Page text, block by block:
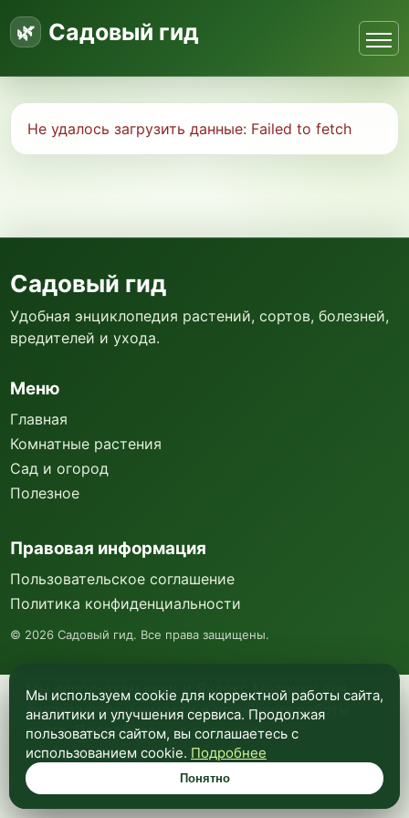
Садовый гид
Не удалось загрузить данные: Failed to fetch
Мы используем куки и Яндекс Метрику для
анализа посещаемости и улучшения работы
сайта. Подробнее —в политике
конфиденциальности.
Понятно
Садовый гид
Удобная энциклопедия растений, сортов, болезней,
вредителей и ухода.
Меню
Главная
Комнатные растения
Сад и огород
Полезное
Правовая информация
Пользовательское соглашение
Политика конфиденциальности
© 2026 Садовый гид. Все права защищены.
Мы используем cookie для корректной работы сайта,
аналитики и улучшения сервиса. Продолжая
пользоваться сайтом, вы соглашаетесь с
использованием cookie. Подробнее
Понятно